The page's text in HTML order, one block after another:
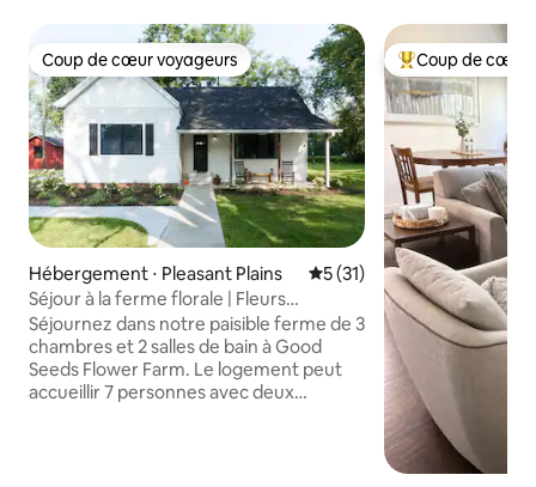
Coup de cœur voyageurs
Coup de cœur voyageurs
Hébergement ⋅ Pleasant Plains Évaluation moyenne sur la
5 (31)
Séjour à la ferme florale | Fleurs
fraîchement coupées | Pour 7 personnes
Séjournez dans notre paisible ferme de 3
chambres et 2 salles de bain à Good
Seeds Flower Farm. Le logement peut
accueillir 7 personnes avec deux
Coups de cœur
Coup de cœur